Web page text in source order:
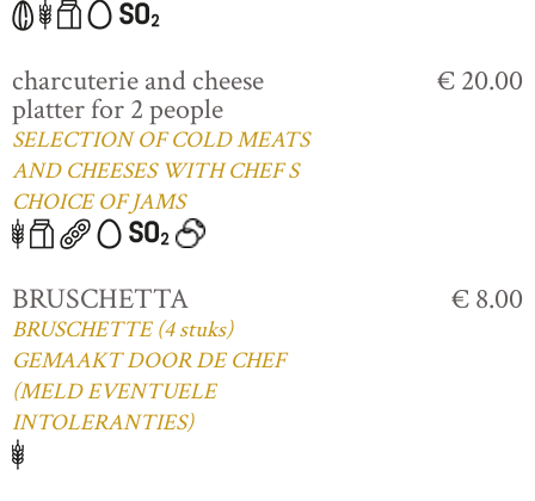
charcuterie and cheese
platter for 2 people
SELECTION OF COLD MEATS
AND CHEESES WITH CHEF S
CHOICE OF JAMS
€ 20.00
BRUSCHETTA
BRUSCHETTE (4 stuks)
GEMAAKT DOOR DE CHEF
(MELD EVENTUELE
INTOLERANTIES)
€ 8.00